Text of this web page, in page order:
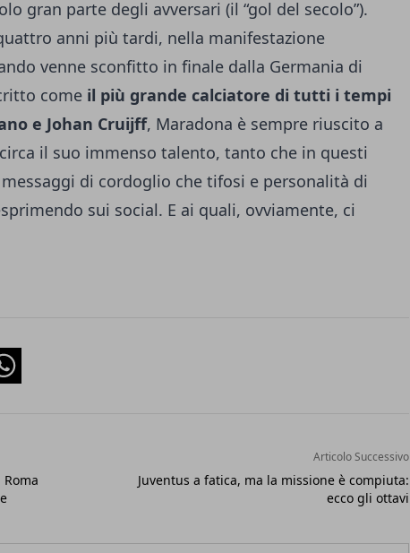
gran parte degli avversari (il “gol del secolo”).
anni più tardi, nella manifestazione
venne sconfitto in finale dalla Germania di
come il più grande calciatore di tutti i tempi
e Johan Cruijff, Maradona è sempre riuscito a
il suo immenso talento, tanto che in questi
di cordoglio che tifosi e personalità di
sui social. E ai quali, ovviamente, ci
Articolo Successivo
Juventus a fatica, ma la missione è compiuta:
ecco gli ottavi